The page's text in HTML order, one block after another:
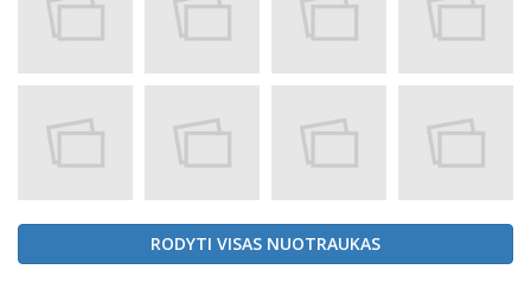
RODYTI VISAS NUOTRAUKAS